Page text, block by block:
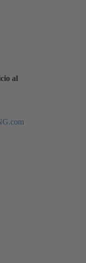
al